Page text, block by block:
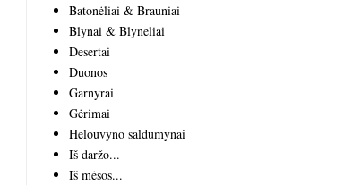
Batonėliai & Brauniai
Blynai & Blyneliai
Desertai
Duonos
Garnyrai
Gėrimai
Helouvyno saldumynai
Iš daržo...
Iš mėsos...